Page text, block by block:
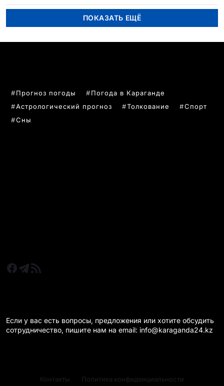
ПОКАЗАТЬ ЕЩЁ
Прогноз погоды
Погода в Караганде
Астрологический прогноз
Толкование
Спорт
Сны
Если у вас есть вопросы, предложения или хотите обсудить
сотрудничество, пишите нам на email: info@karaganda24.kz
Контакты Политика конфиденциальности